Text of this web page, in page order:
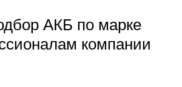
АКБ по марке
компании